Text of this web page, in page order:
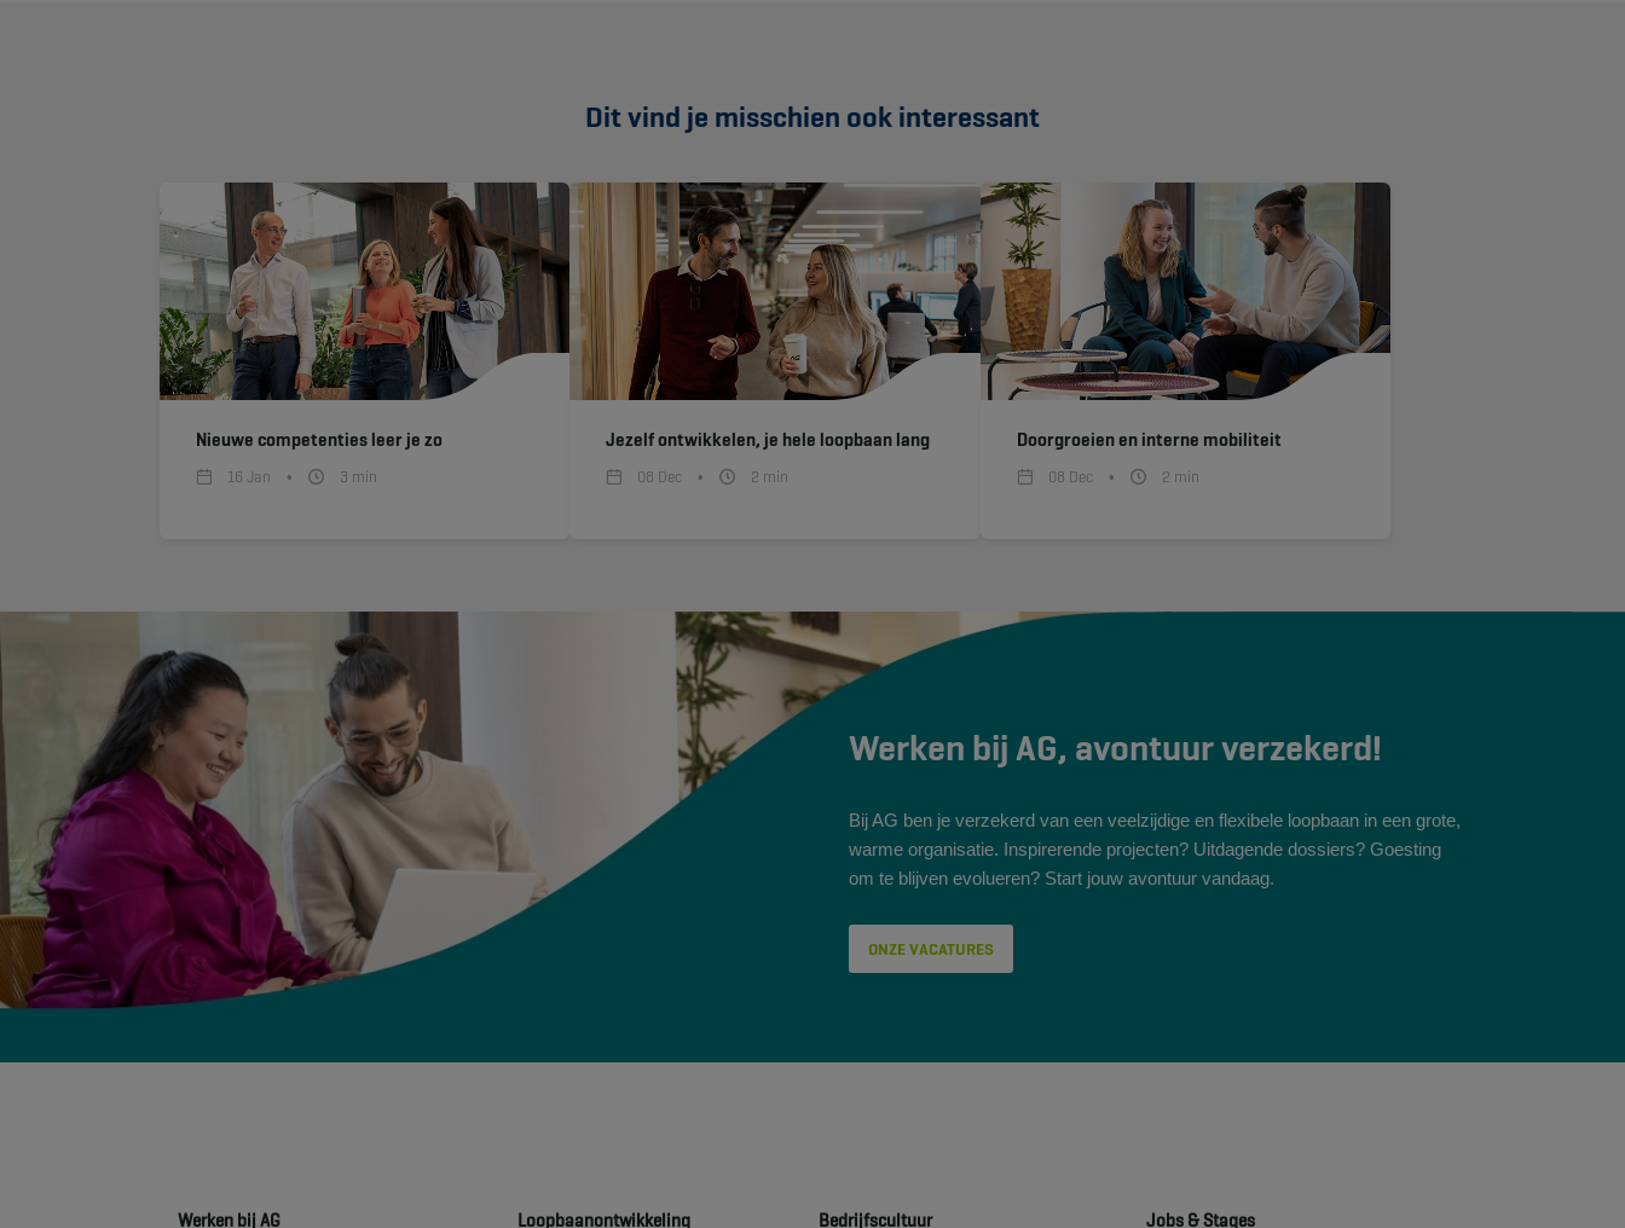
Dit vind je misschien ook interessant
Nieuwe competenties leer je zo
16 Jan • 3 min
Jezelf ontwikkelen, je hele loopbaan lang
08 Dec • 2 min
Doorgroeien en interne mobiliteit
08 Dec • 2 min
Werken bij AG, avontuur verzekerd!
Bij AG ben je verzekerd van een veelzijdige en flexibele loopbaan in een grote,
warme organisatie. Inspirerende projecten? Uitdagende dossiers? Goesting
om te blijven evolueren? Start jouw avontuur vandaag.
ONZE VACATURES
Werken bij AG Loopbaanontwikkeling Bedrijfscultuur Jobs & Stages